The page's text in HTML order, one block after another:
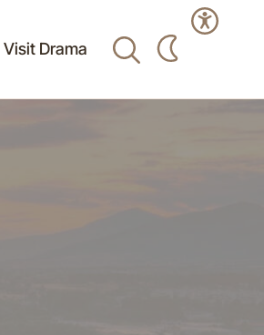
Visit Drama